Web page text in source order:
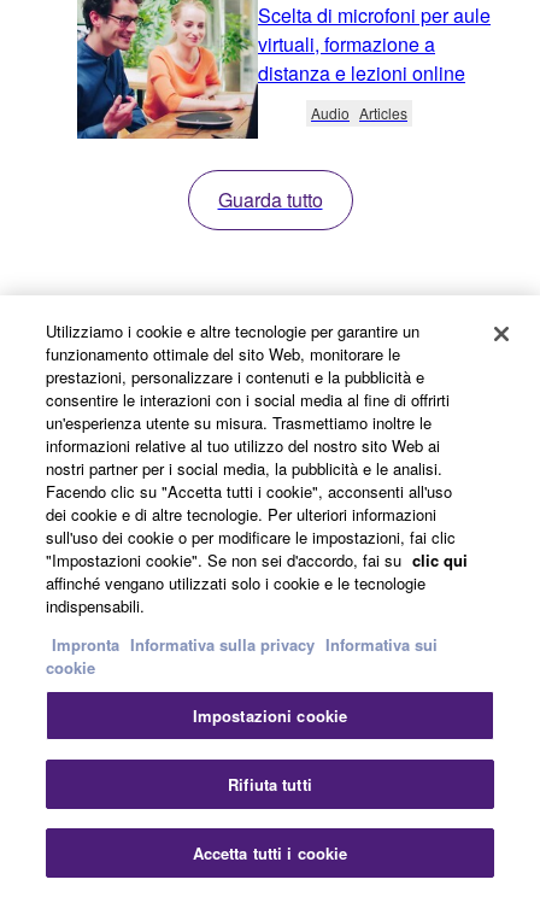
Scelta di microfoni per aule
virtuali, formazione a
distanza e lezioni online
Audio Articles
Guarda tutto
Panoramica
Specifiche
Resources
* Le specifiche sono soggette a modifiche senza
preavviso. I colori e le finiture mostrati possono variare
rispetto a quelli dei prodotti reali.
Scaricare
Home Audio Prodotti Speakerphone YVC-200
Utilizziamo i cookie e altre tecnologie per garantire un
funzionamento ottimale del sito Web, monitorare le
prestazioni, personalizzare i contenuti e la pubblicità e
consentire le interazioni con i social media al fine di offrirti
un'esperienza utente su misura. Trasmettiamo inoltre le
informazioni relative al tuo utilizzo del nostro sito Web ai
nostri partner per i social media, la pubblicità e le analisi.
Facendo clic su "Accetta tutti i cookie", acconsenti all'uso
dei cookie e di altre tecnologie. Per ulteriori informazioni
sull'uso dei cookie o per modificare le impostazioni, fai clic
"Impostazioni cookie". Se non sei d'accordo, fai su clic qui
affinché vengano utilizzati solo i cookie e le tecnologie
indispensabili.
Impronta Informativa sulla privacy Informativa sui
cookie
Impostazioni cookie
Rifiuta tutti
Accetta tutti i cookie